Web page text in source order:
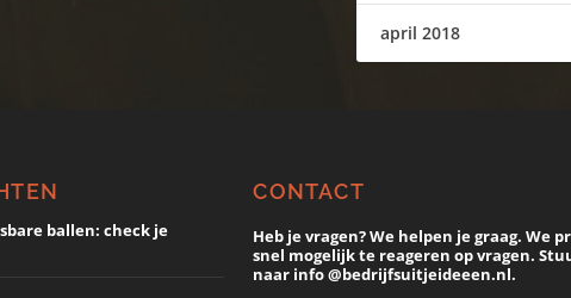
april 2018
ballen: check je
CONTACT
Heb je vragen? We helpen je graag. We
snel mogelijk te reageren op vragen.
naar info @bedrijfsuitjeideeen.nl.